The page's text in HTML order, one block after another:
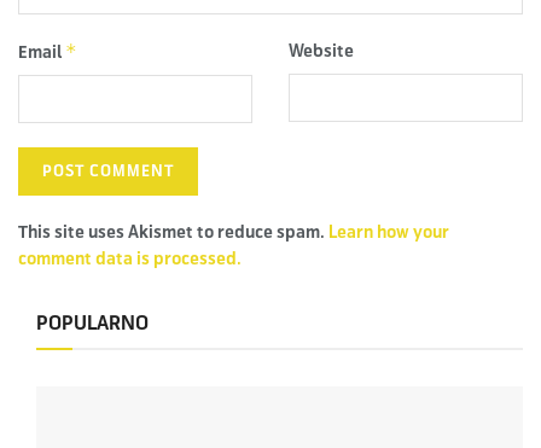
Email * Website
This site uses Akismet to reduce spam. Learn how your
comment data is processed.
POPULARNO